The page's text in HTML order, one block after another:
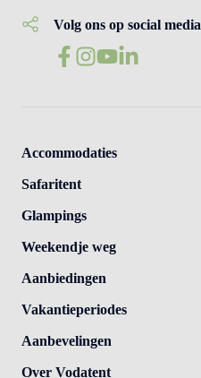
Volg ons op social media
Accommodaties
Safaritent
Glampings
Weekendje weg
Aanbiedingen
Vakantieperiodes
Aanbevelingen
Over Vodatent